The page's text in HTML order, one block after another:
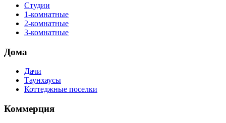
Студии
1-комнатные
2-комнатные
3-комнатные
Дома
Дачи
Таунхаусы
Коттеджные поселки
Коммерция